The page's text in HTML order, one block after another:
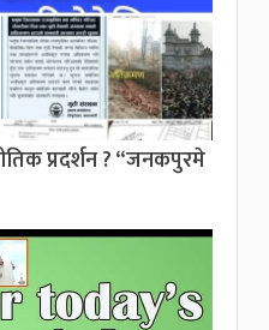
प्रदर्शन ? “जनकपुरमे